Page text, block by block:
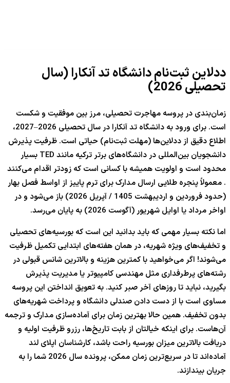
ددلاین ثبت‌نام دانشگاه تد آنکارا (سال
تحصیلی2026
)
زمان‌بندی در پروسه مهاجرت تحصیلی، مرز بین موفقیت و شکست
است. برای ورود به دانشگاه تد آنکارا در سال تحصیلی 2026
–
2027
،
اطلاع دقیق از ددلاین‌ها (مهلت ثبت‌نام) حیاتی است. ظرفیت پذیرش
دانشجویان بین‌المللی در دانشگاه‌های برتر ترکیه مانند TED بسیار
محدود است و اولویت همیشه با کسانی است که زودتر اقدام می‌کنند
. معمولاً پنجره طلایی ارسال مدارک برای ترم پاییز از اواسط فصل بهار
(حدود فروردین و اردیبهشت 1405 / آپریل 2026) باز می‌شود و در
اواخر مرداد یا اوایل شهریور (آگوست 2026) به پایان می‌رسد.
اما نکته بسیار مهمی که باید بدانید این است که بورسیه‌های تحصیلی
و تخفیف‌های ویژه شهریه، در همان هفته‌های ابتدایی تکمیل ظرفیت
می‌شوند! اگر می‌خواهید با کمترین هزینه و بالاترین شانس قبولی در
رشته‌های پرطرفداری مثل مهندسی کامپیوتر یا مدیریت پذیرش
بگیرید، نباید تا روزهای آخر صبر کنید. به تعویق انداختن این پروسه
مساوی است با از دست دادن صندلی دانشگاه و پرداخت شهریه‌های
بدون تخفیف. همین حالا بهترین زمان برای آماده‌سازی مدارک و ترجمه
آن‌هاست. برای اینکه خیالتان از بابت تاریخ‌ها، رزرو ظرفیت اولیه و
دریافت بالاترین میزان بورسیه راحت باشد، کارشناسان اپلای لند
آماده‌اند تا در سریع‌ترین زمان ممکن، پرونده سال
2026
شما را به
جریان بیندازند.